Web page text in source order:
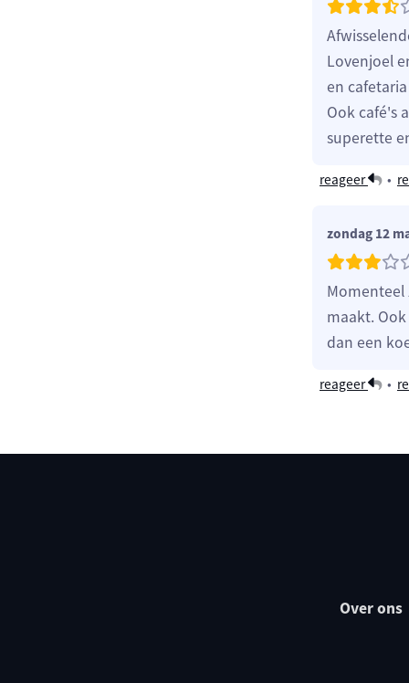
Lovenjoel
en
Ook café's
superette
reageer •
zondag 12
Momenteel
maakt.
dan een
reageer •
Over ons